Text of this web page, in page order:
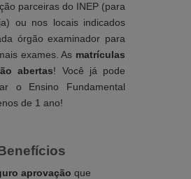
parceiras do INEP (para
ou nos locais indicados
órgão examinador para
exames. As matrículas
abertas! Você já pode
o Ensino Fundamental
de 1 ano!
aprovação que